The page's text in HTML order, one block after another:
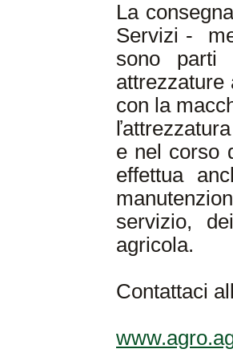
La
Servizi -
sono parti
attrezzature
con la
e nel corso
effettua
servizio,
agricola.
Contattaci